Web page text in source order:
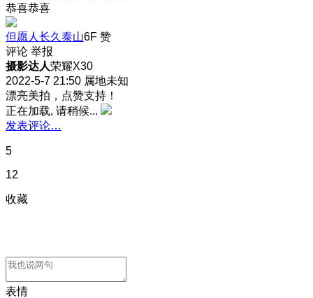
恭喜恭喜
但愿人长久泰山6F 赞
评论 举报
摄影达人荣耀X30
2022-5-7 21:50 属地未知
漂亮美拍，点赞支持！
正在加载, 请稍候...
发表评论…
5
12
收藏
表情